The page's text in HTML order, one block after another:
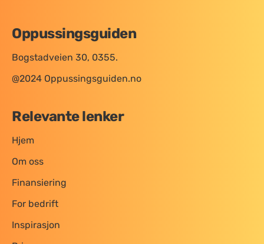
Oppussingsguiden
Bogstadveien 30, 0355.
@2024 Oppussingsguiden.no
Relevante lenker
Hjem
Om oss
Finansiering
For bedrift
Inspirasjon